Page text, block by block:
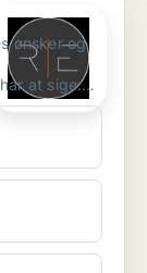
ønsker og